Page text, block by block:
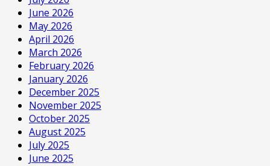
June 2026
May 2026
April 2026
March 2026
February 2026
January 2026
December 2025
November 2025
October 2025
August 2025
July 2025
June 2025